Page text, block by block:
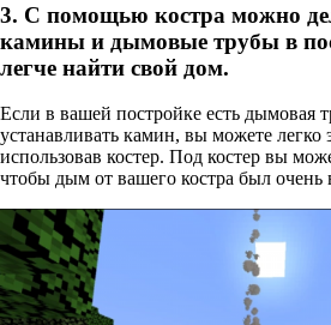
3. С помощью костра можно
камины и дымовые трубы в
легче найти свой дом.
Если в вашей постройке есть дымовая
устанавливать камин, вы можете легко
использовав костер. Под костер вы
чтобы дым от вашего костра был